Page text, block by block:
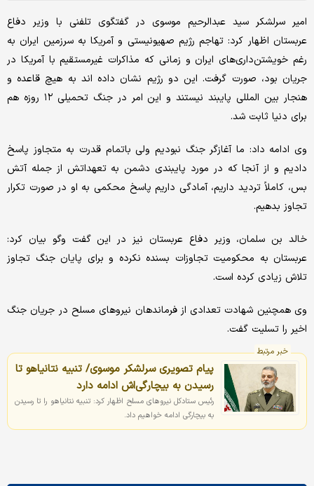
امیر سرلشکر سید عبدالرحیم موسوی در گفتگوی تلفنی با وزیر دفاع
عربستان اظهار کرد: تهاجم رژیم صهیونیستی و آمریکا به سرزمین ایران به
رغم خویشتن‌داری‌های ایران و زمانی که مذاکرات غیرمستقیم با آمریکا در
جریان بود، صورت گرفت. این دو رژیم نشان داده اند به هیچ قاعده و
هنجار بین المللی پایبند نیستند و این امر در جنگ تحمیلی ١٢ روزه هم
برای دنیا ثابت شد.
وی ادامه داد: ما آغازگر جنگ نبودیم ولی باتمام قدرت به متجاوز پاسخ
دادیم و از آنجا که در مورد پایبندی دشمن به تعهداتش از جمله آتش
بس، کاملاً تردید داریم، آمادگی داریم پاسخ محکمی به او در صورت تکرار
تجاوز بدهیم.
خالد بن سلمان، وزیر دفاع عربستان نیز در این گفت وگو بیان کرد:
عربستان به محکومیت تجاوزات بسنده نکرده و برای پایان جنگ تجاوز
تلاش زیادی کرده است.
وی همچنین شهادت تعدادی از فرماندهان نیروهای مسلح در جریان جنگ
اخیر را تسلیت گفت.
خبر مرتبط
پیام تصویری سرلشکر موسوی/ تنبیه نتانیاهو تا
رسیدن به بیچارگی‌اش ادامه دارد
رئیس ستادکل نیروهای مسلح اظهار کرد: تنبیه نتانیاهو را تا رسیدن
به بیچارگی ادامه خواهیم داد.